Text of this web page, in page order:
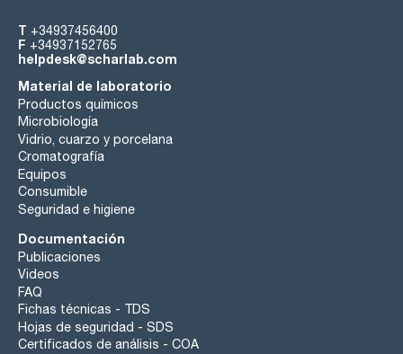
T +34937456400
F +34937152765
helpdesk@scharlab.com
Material de laboratorio
Productos químicos
Microbiología
Vidrio, cuarzo y porcelana
Cromatografía
Equipos
Consumible
Seguridad e higiene
Documentación
Publicaciones
Videos
FAQ
Fichas técnicas - TDS
Hojas de seguridad - SDS
Certificados de análisis - COA